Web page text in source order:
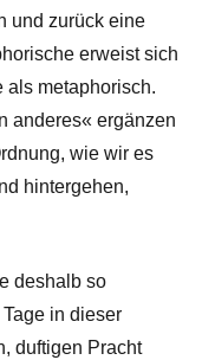
und zurück eine
erweist sich
als metaphorisch.
anderes« ergänzen
wie wir es
hintergehen,
deshalb so
in dieser
duftigen Pracht